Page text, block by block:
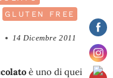
GLUTEN FREE
14 Dicembre 2011
è uno di quei